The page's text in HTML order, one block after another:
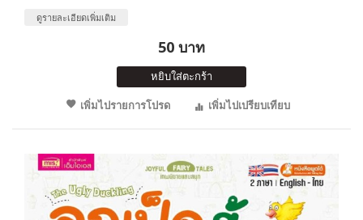
ดูรายละเอียดเพิ่มเติม
50 บาท
หยิบใส่ตะกร้า
เพิ่มไปรายการโปรด
เพิ่มไปเปรียบเทียบ